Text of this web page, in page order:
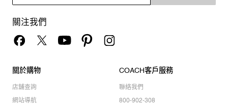
關注我們
關於購物
店舖查詢
網站導航
COACH客戶服務
聯絡我們
800-902-308